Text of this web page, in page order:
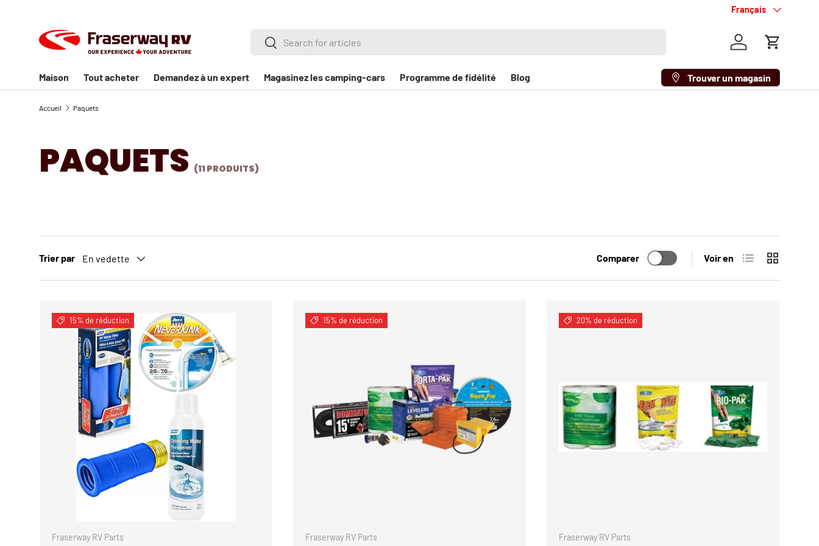
Langue
Français
Recherche
Rechercher
Se connecter
Panier
Maison Tout acheter Demandez à un expert Magasinez les camping-cars Programme de fidélité Blog Trouver un magasin
Accueil Paquets
PAQUETS (11 PRODUITS)
Trier par En vedette Comparer Voir en Liste Grille
15% de réduction
Fraserway RV Parts
15% de réduction
Fraserway RV Parts
20% de réduction
Fraserway RV Parts